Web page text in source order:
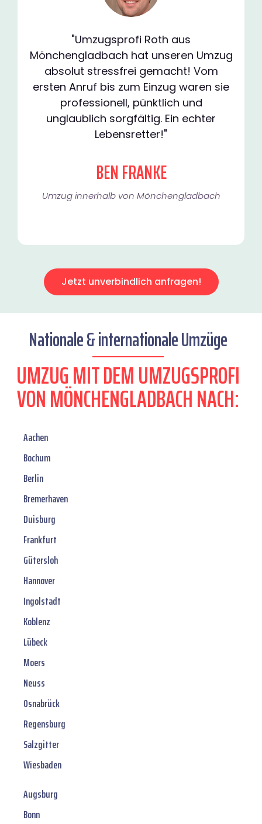
"Umzugsprofi Roth aus
Mönchengladbach hat unseren Umzug
absolut stressfrei gemacht! Vom
ersten Anruf bis zum Einzug waren sie
professionell, pünktlich und
unglaublich sorgfältig. Ein echter
Lebensretter!"
BEN FRANKE
Umzug innerhalb von Mönchengladbach​
Jetzt unverbindlich anfragen!
Nationale & internationale Umzüge
UMZUG MIT DEM UMZUGSPROFI
VON MÖNCHENGLADBACH NACH:
Aachen
Bochum
Berlin
Bremerhaven
Duisburg
Frankfurt
Gütersloh
Hannover
Ingolstadt
Koblenz
Lübeck
Moers
Neuss
Osnabrück
Regensburg
Salzgitter
Wiesbaden
Augsburg
Bonn